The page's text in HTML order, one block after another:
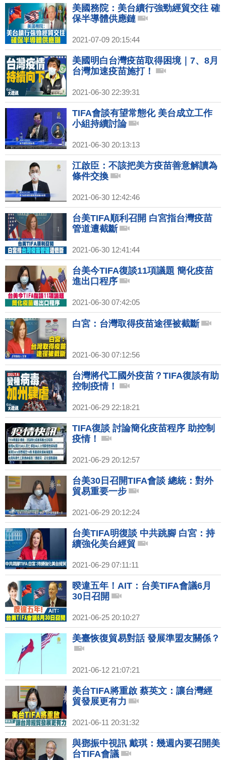
美國務院：美台續行強勁經貿交往 確
保半導體供應鏈
2021-07-09 20:15:44
美國明白台灣疫苗取得困境｜7、8月
台灣加速疫苗施打！
2021-06-30 22:39:31
TIFA會談有望常態化 美台成立工作
小組持續討論
2021-06-30 20:13:13
江啟臣：不該把美方疫苗善意解讀為
條件交換
2021-06-30 12:42:46
台美TIFA順利召開 白宮指台灣疫苗
管道遭截斷
2021-06-30 12:41:44
台美今TIFA復談11項議題 簡化疫苗
進出口程序
2021-06-30 07:42:05
白宮：台灣取得疫苗途徑被截斷
2021-06-30 07:12:56
台灣將代工國外疫苗？TIFA復談有助
控制疫情！
2021-06-29 22:18:21
TIFA復談 討論簡化疫苗程序 助控制
疫情！
2021-06-29 20:12:57
台美30日召開TIFA會談 總統：對外
貿易重要一步
2021-06-29 20:12:24
台美TIFA明復談 中共跳腳 白宮：持
續強化美台經貿
2021-06-29 07:11:11
暌違五年！AIT：台美TIFA會議6月
30日召開
2021-06-25 20:10:27
美臺恢復貿易對話 發展準盟友關係？
2021-06-12 21:07:21
美台TIFA將重啟 蔡英文：讓台灣經
貿發展更有力
2021-06-11 20:31:32
與鄧振中視訊 戴琪：幾週內要召開美
台TIFA會議